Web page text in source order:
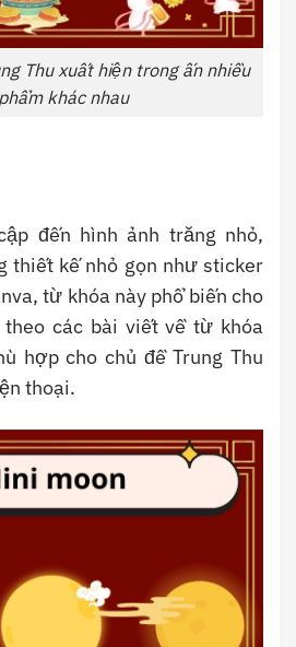
Thu xuất hiện trong ấn nhiều
khác nhau
đến hình ảnh trăng nhỏ,
thiết kế nhỏ gọn như sticker
từ khóa này phổ biến cho
các bài viết về từ khóa
hợp cho chủ đề Trung Thu
thoại.